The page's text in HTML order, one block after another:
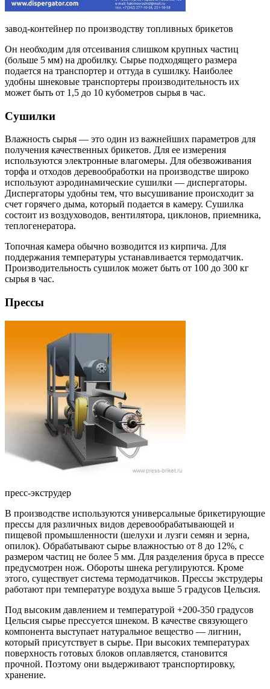
завод-контейнер по производству топливных брикетов
Он необходим для отсеивания слишком крупных частиц
(больше 5 мм) на дробилку. Сырье подходящего размера
подается на транспортер и оттуда в сушилку. Наиболее
удобны шнековые транспортеры производительность их
может быть от 1,5 до 10 кубометров сырья в час.
Сушилки
Влажность сырья — это один из важнейших параметров для
получения качественных брикетов. Для ее измерения
используются электронные влагомеры. Для обезвоживания
торфа и отходов деревообработки на производстве широко
используют аэродинамические сушилки — диспергаторы.
Диспергаторы удобны тем, что высушивание происходит за
счет горячего дыма, который подается в камеру. Сушилка
состоит из воздуховодов, вентилятора, циклонов, приемника,
теплогенератора.
Топочная камера обычно возводится из кирпича. Для
поддержания температуры устанавливается термодатчик.
Производительность сушилок может быть от 100 до 300 кг
сырья в час.
Прессы
пресс-экструдер
В производстве используются универсальные брикетирующие
прессы для различных видов деревообрабатывающей и
пищевой промышленности (шелухи и лузги семян и зерна,
опилок). Обрабатывают сырье влажностью от 8 до 12%, с
размером частиц не более 5 мм. Для разделения бруса в прессе
предусмотрен нож. Обороты шнека регулируются. Кроме
этого, существует система термодатчиков. Прессы экструдеры
работают при температуре воздуха выше 5 градусов Цельсия.
Под высоким давлением и температурой +200-350 градусов
Цельсия сырье прессуется шнеком. В качестве связующего
компонента выступает натуральное вещество — лигнин,
который присутствует в сырье. При высоких температурах
поверхность готовых блоков оплавляется, становится
прочной. Поэтому они выдерживают транспортировку,
хранение.